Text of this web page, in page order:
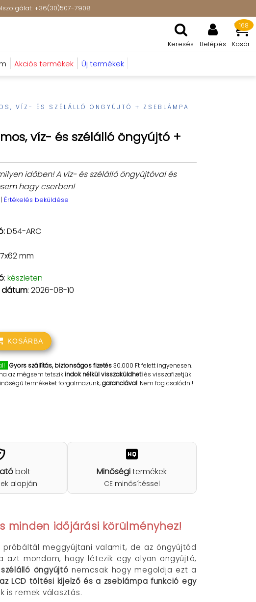
+36(30)507-7908
Keresés Belépés Kosár
168
Akciós termékek Új termékek
VÍZ- ÉS SZÉLÁLLÓ ÖNGYÚJTÓ + ZSEBLÁMPA
víz- és szélálló öngyújtó +
időben! A víz- és szélálló öngyújtóval és
hagy cserben!
| Értékelés beküldése
D54-ARC
mm
: készleten
dátum: 2026-08-10
KOSÁRBA
Gyors szállítás, biztonságos fizetés30.000 Ft felett ingyenesen.
az mégsem tetszikindok nélkül visszaküldhetiés visszafizetjük
termékeket forgalmazunk,garanciával. Nem fog csalódni!
bolt
alapján
Minőségitermékek
CE minősítéssel
minden időjárási körülményhez!
meggyújtani valamit, de az öngyújtód
azt mondom, hogy létezik egy olyan öngyújtó,
öngyújtó nemcsak hogy megoldja ezt a
LCD töltési kijelző és a zseblámpa funkció egy
is remek választás.